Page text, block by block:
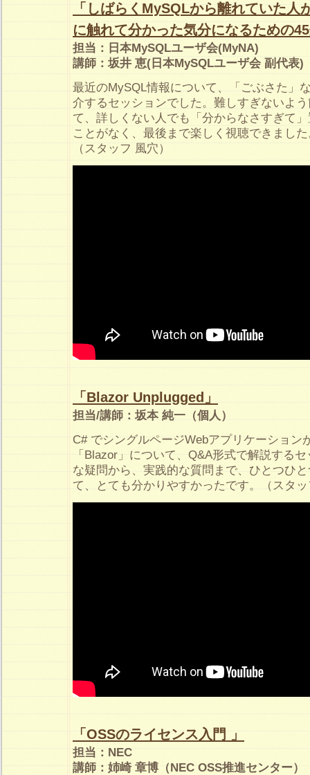
「しばらくMySQLから離れていた人
に触れて分かった気分になるための
担当：日本MySQLユーザ会(MyNA)
講師：坂井 恵(日本MySQLユーザ会 副代表)
最近のMySQL情報について、「ごぶさた」
介するセッションでした。難しすぎないよ
て、詳しくない人でも「分からなさすぎて
ことがなく、最後まで楽しく視聴できまし
（スタッフ 風穴）
「Blazor Unplugged」
担当/講師：坂本 純一（個人）
C# でシングルページWebアプリケーション
「Blazor」について、Q&A形式で解説する
な疑問から、実践的な質問まで、ひとつひ
て、とても分かりやすかったです。（スタ
「OSSのライセンス入門 」
担当：NEC
講師：姉崎 章博（NEC OSS推進センター）